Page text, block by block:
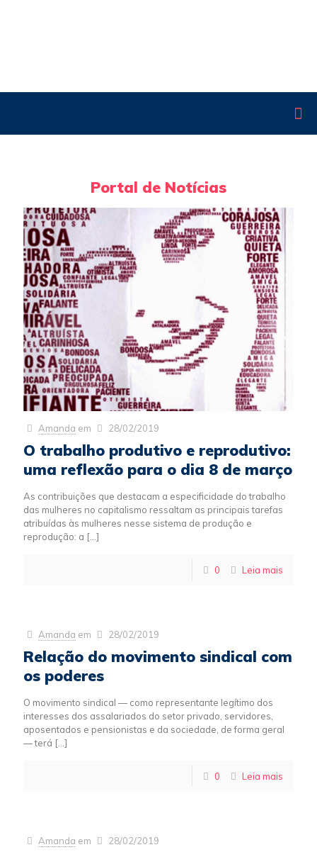
Portal de Notícias
Amanda em 28/02/2019
O trabalho produtivo e reprodutivo:
uma reflexão para o dia 8 de março
As contribuições que destacam a especificidade do trabalho
das mulheres no capitalismo ressaltam as principais tarefas
atribuídas às mulheres nesse sistema de produção e
reprodução: a […]
0 Leia mais
Amanda em 28/02/2019
Relação do movimento sindical com
os poderes
O movimento sindical — como representante legítimo dos
interesses dos assalariados do setor privado, servidores,
aposentados e pensionistas e da sociedade, de forma geral
— terá […]
0 Leia mais
Amanda em 28/02/2019